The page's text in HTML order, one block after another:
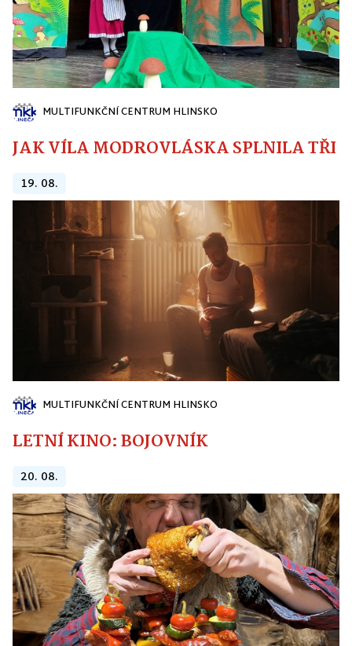
MULTIFUNKČNÍ CENTRUM HLINSKO
JAK VÍLA MODROVLÁSKA SPLNILA
19. 08.
MULTIFUNKČNÍ CENTRUM HLINSKO
LETNÍ KINO: BOJOVNÍK
20. 08.